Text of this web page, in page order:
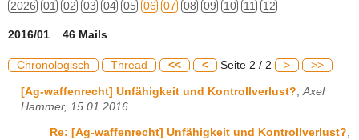
2026 01 02 03 04 05 06 07 08 09 10 11 12
2016/01 46 Mails
Chronologisch Thread << < Seite 2 / 2 > >>
[Ag-waffenrecht] Unfähigkeit und Kontrollverlust? Axel
Hammer, 15.01.2016
Re: [Ag-waffenrecht] Unfähigkeit und Kontrollverlust?,